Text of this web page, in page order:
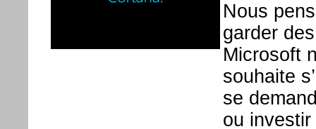
Nous
garder
Microsoft
souhaite
se
ou